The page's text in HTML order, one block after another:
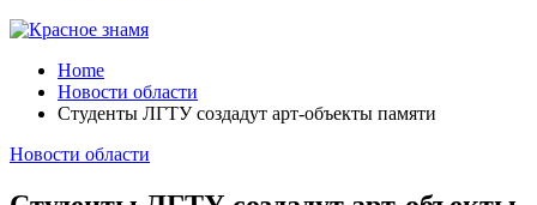
Home
Новости области
Студенты ЛГТУ создадут арт-объекты памяти
Новости области